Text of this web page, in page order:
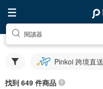
閱讀器
Pinkoi 跨境直送
找到 649 件商品